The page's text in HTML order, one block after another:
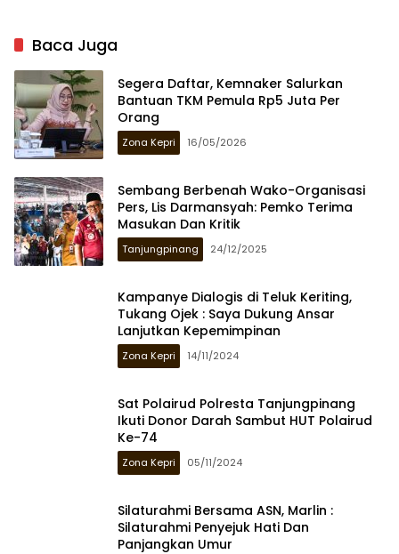
Baca Juga
Segera Daftar, Kemnaker Salurkan
Bantuan TKM Pemula Rp5 Juta Per
Orang
Zona Kepri 16/05/2026
Sembang Berbenah Wako-Organisasi
Pers, Lis Darmansyah: Pemko Terima
Masukan Dan Kritik
Tanjungpinang 24/12/2025
Kampanye Dialogis di Teluk Keriting,
Tukang Ojek : Saya Dukung Ansar
Lanjutkan Kepemimpinan
Zona Kepri 14/11/2024
Sat Polairud Polresta Tanjungpinang
Ikuti Donor Darah Sambut HUT Polairud
Ke-74
Zona Kepri 05/11/2024
Silaturahmi Bersama ASN, Marlin :
Silaturahmi Penyejuk Hati Dan
Panjangkan Umur